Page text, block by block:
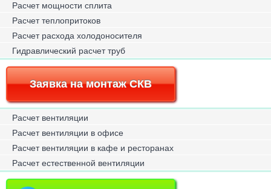
Расчет мощности сплита
Расчет теплопритоков
Расчет расхода холодоносителя
Гидравлический расчет труб
Заявка на монтаж СКВ
Расчет вентиляции
Расчет вентиляции в офисе
Расчет вентиляции в кафе и ресторанах
Расчет естественной вентиляции